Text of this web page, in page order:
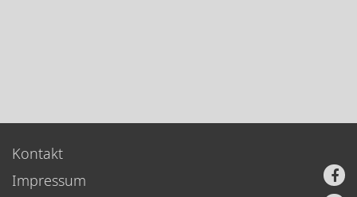
Kontakt
Impressum